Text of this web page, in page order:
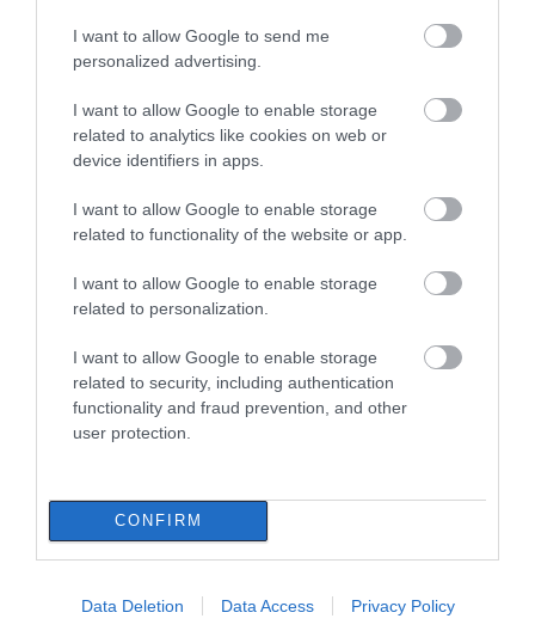
I want to allow Google to send me
personalized advertising.
I want to allow Google to enable storage
related to analytics like cookies on web or
device identifiers in apps.
I want to allow Google to enable storage
related to functionality of the website or app.
I want to allow Google to enable storage
related to personalization.
I want to allow Google to enable storage
related to security, including authentication
functionality and fraud prevention, and other
user protection.
CONFIRM
Data Deletion Data Access Privacy Policy
10.08.2026 | 12:20
Πέθανε κτηνοτρόφος μετά τη
θανάτωση του κοπαδιού του
στην Εύβοια – Τι έργα γίνονται –
Δείτε εικόνες
Αύγουστος στην Εύβοια: Τι θα
γίνει αύριο στα σοκάκια αυτού
χωριού
Η Λίμνη Ευβοίας γίνεται σημείο
συνάντησης των γεύσεων της
Στερεάς Ελλάδας